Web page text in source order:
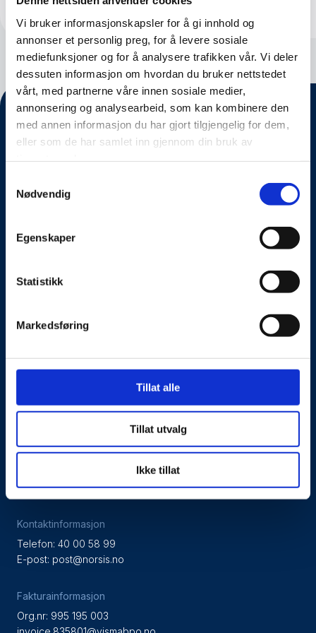
Vi bruker informasjonskapsler for å gi innhold og
annonser et personlig preg, for å levere sosiale
mediefunksjoner og for å analysere trafikken vår. Vi deler
dessuten informasjon om hvordan du bruker nettstedet
vårt, med partnerne våre innen sosiale medier,
annonsering og analysearbeid, som kan kombinere den
med annen informasjon du har gjort tilgjengelig for dem,
eller som de har samlet inn gjennom din bruk av
Nødvendig
Egenskaper
Statistikk
Markedsføring
Tillat alle
Tillat utvalg
Ikke tillat
Kontakt oss
Presseside
Personvernerklæring
Besøks- og postadresse
2815 Gjøvik, Norge
Kontaktinformasjon
Telefon: 40 00 58 99
E-post: post@norsis.no
Fakturainformasjon
Org.nr: 995 195 003